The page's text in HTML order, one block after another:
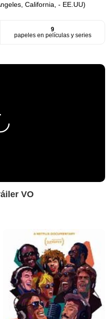
California, - EE.UU)
9
papeles en películas y series
VO